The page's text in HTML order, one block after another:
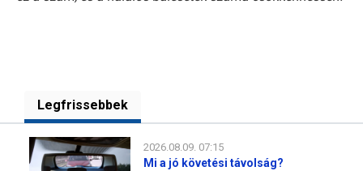
Legfrissebbek
2026.08.09. 07:15
Mi a jó követési távolság?